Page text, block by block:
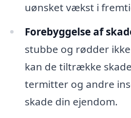
uønsket vækst i
Forebyggelse af
stubbe og rødder
kan de tiltrække
termitter og andre
skade din ejendom.